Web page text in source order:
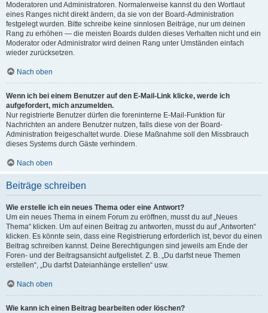
Moderatoren und Administratoren. Normalerweise kannst du den Wortlaut
eines Ranges nicht direkt ändern, da sie von der Board-Administration
festgelegt wurden. Bitte schreibe keine sinnlosen Beiträge, nur um deinen
Rang zu erhöhen — die meisten Boards dulden dieses Verhalten nicht und ein
Moderator oder Administrator wird deinen Rang unter Umständen einfach
wieder zurücksetzen.
Nach oben
Wenn ich bei einem Benutzer auf den E-Mail-Link klicke, werde ich
aufgefordert, mich anzumelden.
Nur registrierte Benutzer dürfen die foreninterne E-Mail-Funktion für
Nachrichten an andere Benutzer nutzen, falls diese von der Board-
Administration freigeschaltet wurde. Diese Maßnahme soll den Missbrauch
dieses Systems durch Gäste verhindern.
Nach oben
Beiträge schreiben
Wie erstelle ich ein neues Thema oder eine Antwort?
Um ein neues Thema in einem Forum zu eröffnen, musst du auf „Neues
Thema“ klicken. Um auf einen Beitrag zu antworten, musst du auf „Antworten“
klicken. Es könnte sein, dass eine Registrierung erforderlich ist, bevor du einen
Beitrag schreiben kannst. Deine Berechtigungen sind jeweils am Ende der
Foren- und der Beitragsansicht aufgelistet. Z. B. „Du darfst neue Themen
erstellen“, „Du darfst Dateianhänge erstellen“ usw.
Nach oben
Wie kann ich einen Beitrag bearbeiten oder löschen?